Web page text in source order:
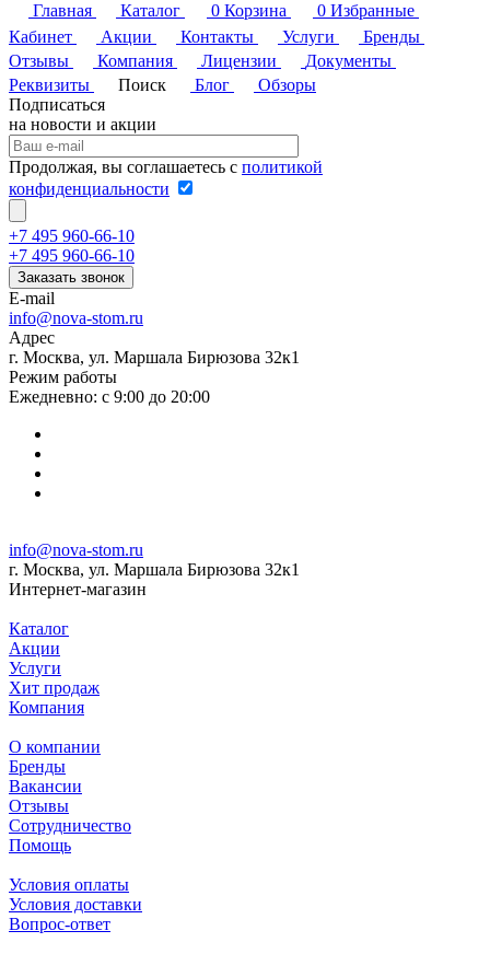
Главная
Каталог 0 Корзина 0 Избранные
Кабинет
Акции Контакты Услуги
Бренды
Отзывы
Компания Лицензии
Документы
Реквизиты
Поиск Блог
Обзоры
Подписаться
на новости и акции
Продолжая, вы соглашаетесь с политикой
конфиденциальности
+7 495 960-66-10
+7 495 960-66-10
Заказать звонок
E-mail
info@nova-stom.ru
Адрес
г. Москва, ул. Маршала Бирюзова 32к1
Режим работы
Ежедневно: с 9:00 до 20:00
info@nova-stom.ru
г. Москва, ул. Маршала Бирюзова 32к1
Интернет-магазин
Каталог
Акции
Услуги
Хит продаж
Компания
О компании
Бренды
Вакансии
Отзывы
Сотрудничество
Помощь
Условия оплаты
Условия доставки
Вопрос-ответ